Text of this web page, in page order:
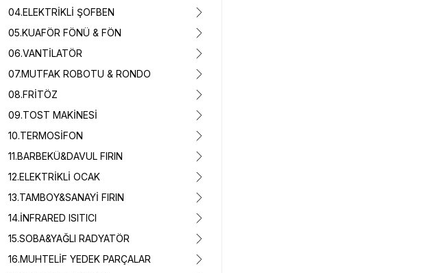
04.ELEKTRİKLİ ŞOFBEN
05.KUAFÖR FÖNÜ & FÖN
06.VANTİLATÖR
07.MUTFAK ROBOTU & RONDO
08.FRİTÖZ
09.TOST MAKİNESİ
10.TERMOSİFON
11.BARBEKÜ&DAVUL FIRIN
12.ELEKTRİKLİ OCAK
13.TAMBOY&SANAYİ FIRIN
14.İNFRARED ISITICI
15.SOBA&YAĞLI RADYATÖR
16.MUHTELİF YEDEK PARÇALAR